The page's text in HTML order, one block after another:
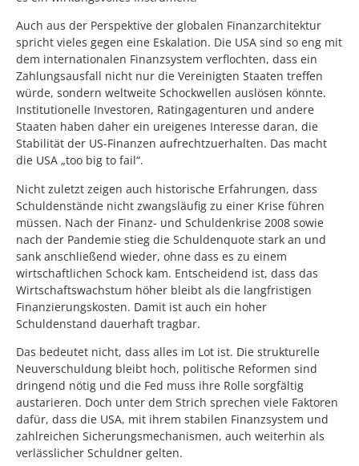
Auch aus der Perspektive der globalen Finanzarchitektur
spricht vieles gegen eine Eskalation. Die USA sind so eng mit
dem internationalen Finanzsystem verflochten, dass ein
Zahlungsausfall nicht nur die Vereinigten Staaten treffen
würde, sondern weltweite Schockwellen auslösen könnte.
Institutionelle Investoren, Ratingagenturen und andere
Staaten haben daher ein ureigenes Interesse daran, die
Stabilität der US-Finanzen aufrechtzuerhalten. Das macht
die USA „too big to fail“.
Nicht zuletzt zeigen auch historische Erfahrungen, dass
Schuldenstände nicht zwangsläufig zu einer Krise führen
müssen. Nach der Finanz- und Schuldenkrise 2008 sowie
nach der Pandemie stieg die Schuldenquote stark an und
sank anschließend wieder, ohne dass es zu einem
wirtschaftlichen Schock kam. Entscheidend ist, dass das
Wirtschaftswachstum höher bleibt als die langfristigen
Finanzierungskosten. Damit ist auch ein hoher
Schuldenstand dauerhaft tragbar.
Das bedeutet nicht, dass alles im Lot ist. Die strukturelle
Neuverschuldung bleibt hoch, politische Reformen sind
dringend nötig und die Fed muss ihre Rolle sorgfältig
austarieren. Doch unter dem Strich sprechen viele Faktoren
dafür, dass die USA, mit ihrem stabilen Finanzsystem und
zahlreichen Sicherungsmechanismen, auch weiterhin als
verlässlicher Schuldner gelten.